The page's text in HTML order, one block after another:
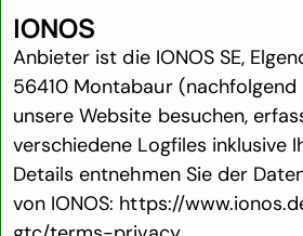
IONOS
Anbieter ist die IONOS SE,
56410 Montabaur (nachfolgend
unsere Website besuchen,
verschiedene Logfiles inklusive
Details entnehmen Sie der
von IONOS: https://